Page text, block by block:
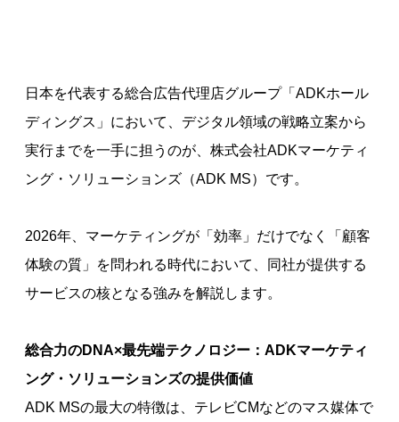
日本を代表する総合広告代理店グループ「ADKホール
ディングス」において、デジタル領域の戦略立案から
実行までを一手に担うのが、株式会社ADKマーケティ
ング・ソリューションズ（ADK MS）です。
2026年、マーケティングが「効率」だけでなく「顧客
体験の質」を問われる時代において、同社が提供する
サービスの核となる強みを解説します。
総合力のDNA×最先端テクノロジー：ADKマーケティ
ング・ソリューションズの提供価値
ADK MSの最大の特徴は、テレビCMなどのマス媒体で